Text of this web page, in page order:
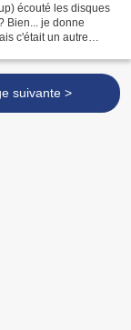
écouté les disques
Bien... je donne
c'était un autre
suivante >